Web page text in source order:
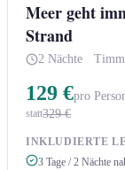
Meer geht
Strand
2 Nächte ·
129 €pro
statt329 €
INKLUDIERTE
3 Tage / 2 Nächte